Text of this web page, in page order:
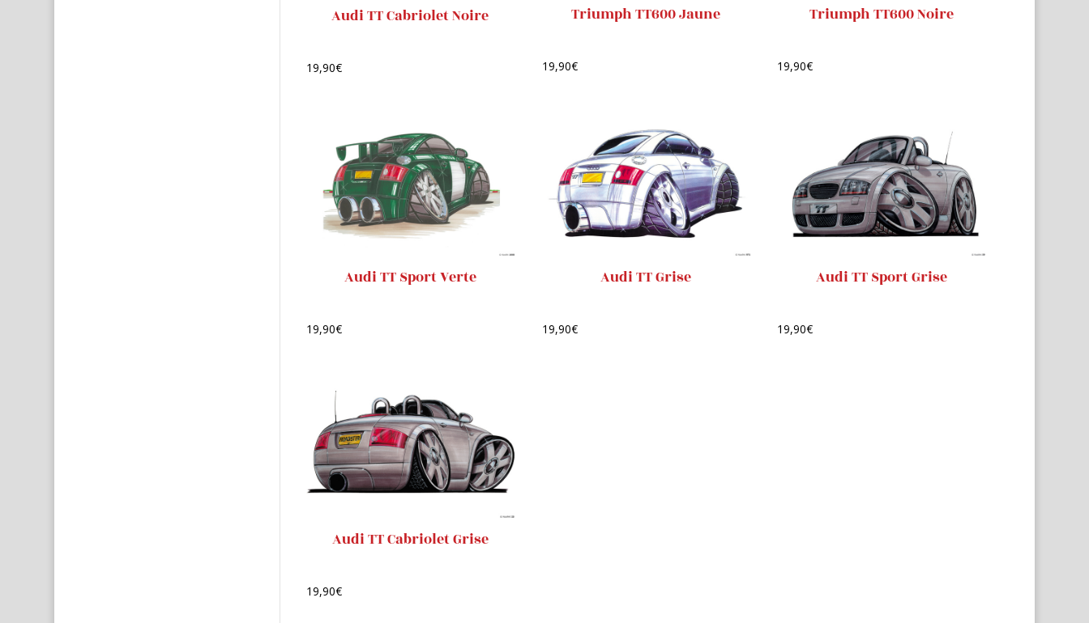
Audi TT Cabriolet Noire
19,90€
Triumph TT600 Jaune
19,90€
Triumph TT600 Noire
19,90€
Audi TT Sport Verte
19,90€
Audi TT Grise
19,90€
Audi TT Sport Grise
19,90€
Audi TT Cabriolet Grise
19,90€